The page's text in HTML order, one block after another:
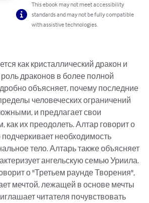
This ebook may not meet accessibility
standards and may not be fully compatible
with assistive technologies.
как кристаллический дракон и
драконов в более полной
объясняет, почему последние
человеческих ограничений
и предлагает свои
как их преодолеть. Алтар говорит о
подчеркивает необходимость
тело. Алтарь также объясняет
ангельскую семью Уриила.
о "Третьем раунде Творения",
мечтой, лежащей в основе мечты
читателя почувствовать